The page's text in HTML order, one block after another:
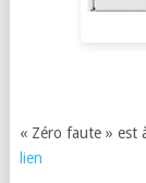
« Zéro faute » est
lien